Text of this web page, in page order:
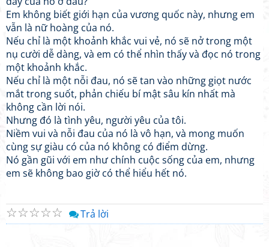
Em không biết giới hạn của vương quốc này, nhưng em
vẫn là nữ hoàng của nó.
Nếu chỉ là một khoảnh khắc vui vẻ, nó sẽ nở trong một
nụ cười dễ dàng, và em có thể nhìn thấy và đọc nó trong
một khoảnh khắc.
Nếu chỉ là một nỗi đau, nó sẽ tan vào những giọt nước
mắt trong suốt, phản chiếu bí mật sâu kín nhất mà
không cần lời nói.
Nhưng đó là tình yêu, người yêu của tôi.
Niềm vui và nỗi đau của nó là vô hạn, và mong muốn
cùng sự giàu có của nó không có điểm dừng.
Nó gần gũi với em như chính cuộc sống của em, nhưng
em sẽ không bao giờ có thể hiểu hết nó.
☆
☆
☆
☆
☆ Trả lời